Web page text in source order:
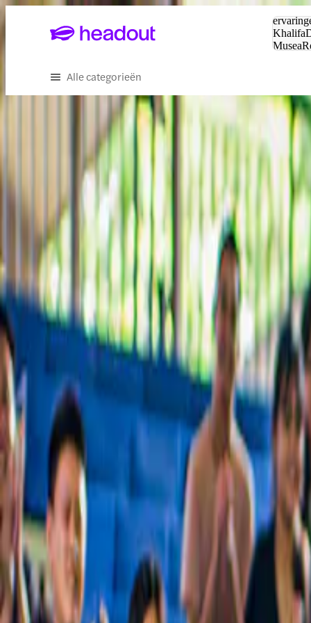
Zoeken:
Khalifa
Musea
Alle categorieën
Ervaar het beste van
De beste rondleidingen, bekende bezienswaardigheden en dingen
Geliefd bij ruim 54 miljoen gasten over de hele wereld
Waarom miljoenen gasten ons vertrouwen
De beste ervaringen in Peloponnesos